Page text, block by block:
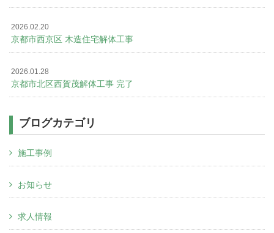
2026.02.20
京都市西京区 木造住宅解体工事
2026.01.28
京都市北区西賀茂解体工事 完了
ブログカテゴリ
施工事例
お知らせ
求人情報